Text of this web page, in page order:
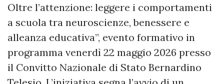
Oltre l’attenzione: leggere i comportamenti
a scuola tra neuroscienze, benessere e
alleanza educativa”, evento formativo in
programma venerdì 22 maggio 2026 presso
il Convitto Nazionale di Stato Bernardino